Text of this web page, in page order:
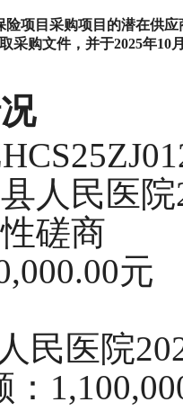
险项目 采购项目的潜在供应
采购文件，并于2025年10
人民医院
磋商
元
民医院